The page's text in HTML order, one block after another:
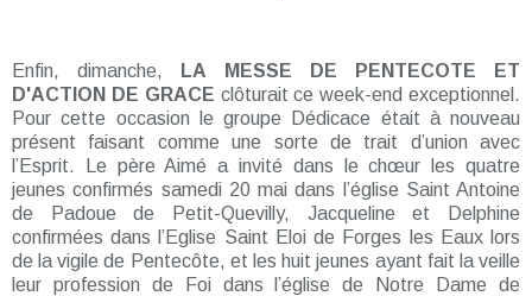
Enfin, dimanche,
LA MESSE DE PENTECOTE ET
D'ACTION DE GRACE clôturait ce week-end exceptionnel.
Pour cette occasion le groupe Dédicace était à nouveau
présent faisant comme une sorte de trait d’union avec
l’Esprit. Le père Aimé a invité dans le chœur les quatre
jeunes confirmés samedi 20 mai dans l’église Saint Antoine
de Padoue de Petit-Quevilly, Jacqueline et Delphine
confirmées dans l’Eglise Saint Eloi de Forges les Eaux lors
de la vigile de Pentecôte, et les huit jeunes ayant fait la veille
leur profession de Foi dans l’église de Notre Dame de